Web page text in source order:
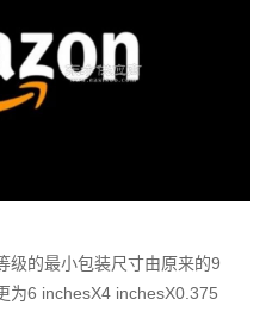
级的最小包装尺寸由原来的9
为6 inchesX4 inchesX0.375